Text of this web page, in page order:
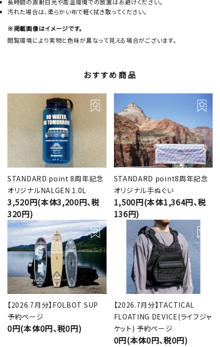
汚れた場合は、柔らかい布で軽く拭き取ってください。
※掲載画像はイメージです。
閲覧環境により実物と色味が異なって見える場合がございます。
おすすめ商品
STANDARD point 8周年記念
オリジナルNALGEN 1.0L
3,520円(本体3,200円、税
320円)
STANDARD point8周年記念
オリジナル手ぬぐい
1,500円(本体1,364円、税
136円)
【2026.7月分】FOLBOT SUP
予約ページ
0円(本体0円、税0円)
【2026.7月分】TACTICAL
FLOATING DEVICE(ライフジャ
ケット) 予約ページ
0円(本体0円、税0円)